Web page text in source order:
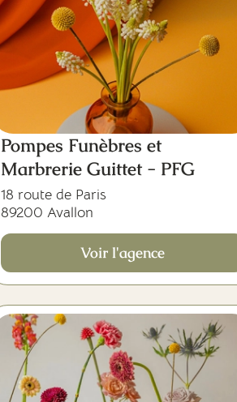
Pompes Funèbres et
Marbrerie Guittet - PFG
18 route de Paris
89200 Avallon
Voir l'agence